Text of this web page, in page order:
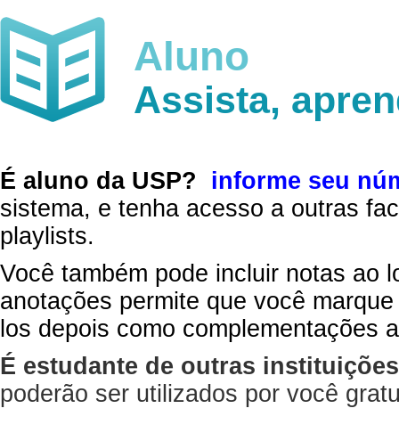
Aluno
Assista,
É aluno da USP?
informe seu
sistema, e tenha acesso a outras
playlists.
Você também pode incluir notas ao
anotações permite que você
los depois como complementações
É estudante de outras
poderão ser utilizados por você